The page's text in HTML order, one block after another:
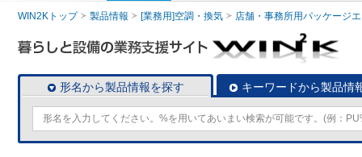
WIN2Kトップ 製品情報 [業務用]空調・換気 店舗・事務所用パッケージ
形名から製品情報を探す キーワードから製品情